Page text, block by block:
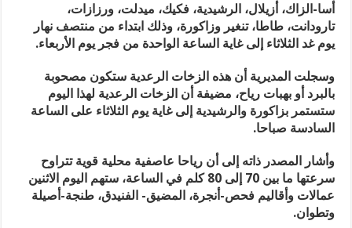
أسا-الزاك، أزيلال، الرشيدية، فكيك، ميدلت، ورزازات،
تارودانت، طاطا، تنغير وزاكورة، وذلك ابتداء من منتصف نهار
يوم غد الثلاثاء إلى غاية الساعة الواحدة من فجر يوم الأربعاء.
وسجلت المديرية أن هذه الزخات الرعدية ستكون مصحوبة
بالبرد أو بهبات رياح، مضيفة أن الزخات الرعدية لهذا اليوم
ستستمر بزاكورة والرشيدية إلى غاية يوم الثلاثاء على الساعة
السادسة صباحا.
وأشار المصدر ذاته إلى أن رياحا عاصفية محلية قوية تتراوح
سرعتها ما بين 70 إلى 80 كلم في الساعة، ستهم اليوم الاثنين
عمالات وأقاليم فحص-أنجرة، المضيق- الفنيدق، طنجة-أصيلة
وتطوان.